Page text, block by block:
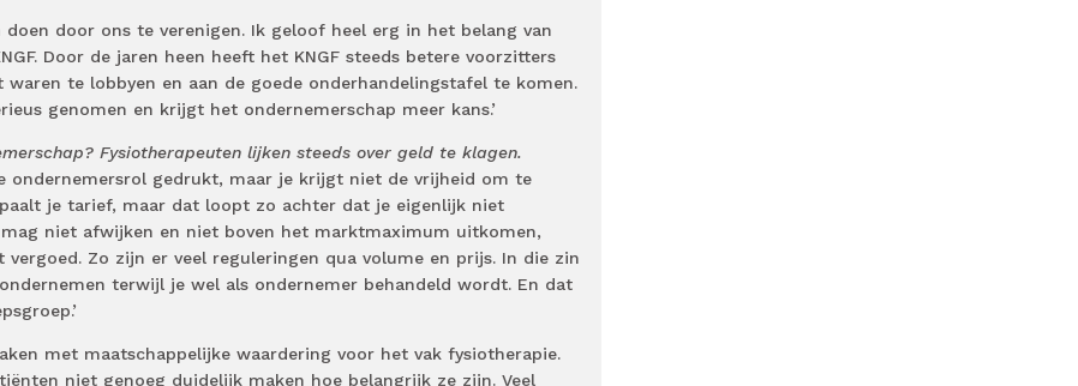
door ons te verenigen. Ik geloof heel erg in het belang van
Door de jaren heen heeft het KNGF steeds betere voorzitters
waren te lobbyen en aan de goede onderhandelingstafel te komen.
genomen en krijgt het ondernemerschap meer kans.’
Fysiotherapeuten lijken steeds over geld te klagen.
ondernemersrol gedrukt, maar je krijgt niet de vrijheid om te
je tarief, maar dat loopt zo achter dat je eigenlijk niet
niet afwijken en niet boven het marktmaximum uitkomen,
Zo zijn er veel reguleringen qua volume en prijs. In die zin
terwijl je wel als ondernemer behandeld wordt. En dat
met maatschappelijke waardering voor het vak fysiotherapie.
niet genoeg duidelijk maken hoe belangrijk ze zijn. Veel